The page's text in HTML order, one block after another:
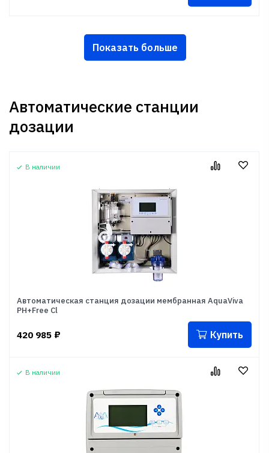
Показать больше
Автоматические станции
дозации
В наличии
Автоматическая станция дозации мембранная AquaViva
PH+Free Cl
420 985 ₽ Купить
В наличии